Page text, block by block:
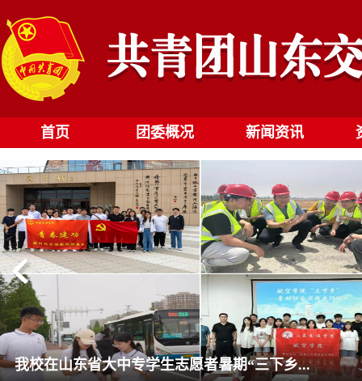
首页 团委概况 新闻资讯
我校在山东省大中专学生志愿者暑期“三下乡...